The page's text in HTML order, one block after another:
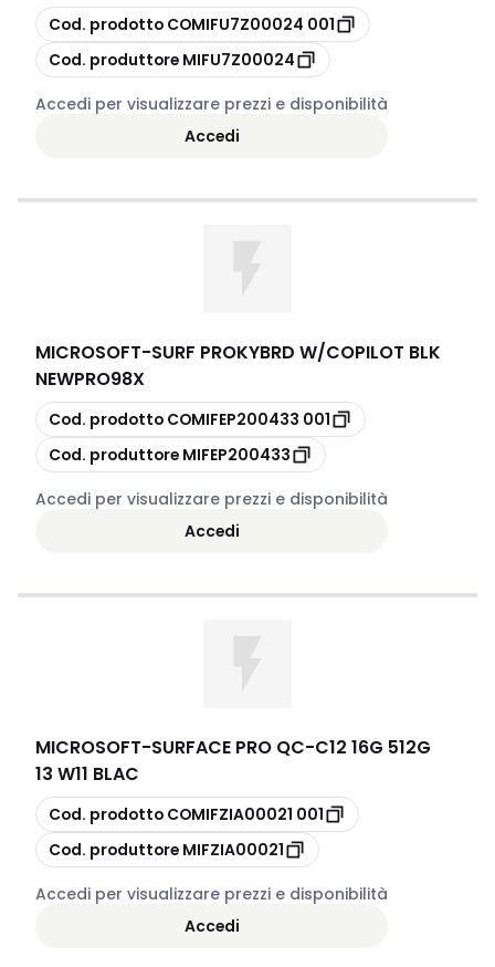
copia
Cod. prodotto
COMIFU7Z00024 001
copia
Cod. produttore MIFU7Z00024
Accedi per visualizzare prezzi e disponibilità
Accedi
MICROSOFT-SURF PROKYBRD W/COPILOT BLK
NEWPRO98X
copia
Cod. prodotto
COMIFEP200433 001
copia
Cod. produttore MIFEP200433
Accedi per visualizzare prezzi e disponibilità
Accedi
MICROSOFT-SURFACE PRO QC-C12 16G 512G
13 W11 BLAC
copia
Cod. prodotto
COMIFZIA00021 001
copia
Cod. produttore MIFZIA00021
Accedi per visualizzare prezzi e disponibilità
Accedi